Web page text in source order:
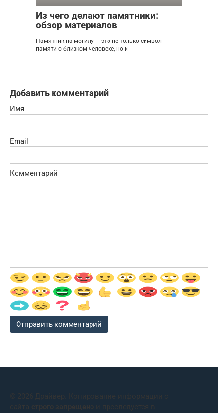
Из чего делают памятники:
обзор материалов
Памятник на могилу — это не только символ
памяти о близком человеке, но и
Добавить комментарий
Имя
Email
Комментарий
© 2026 Драйвер. Копирование информации с
сайта строго запрещено и преследуется в